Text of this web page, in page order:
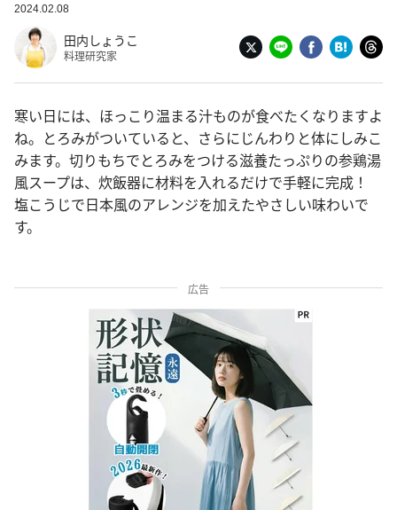
2024.02.08
田内しょうこ
料理研究家
寒い日には、ほっこり温まる汁ものが食べたくなりますよ
ね。とろみがついていると、さらにじんわりと体にしみこ
みます。切りもちでとろみをつける滋養たっぷりの参鶏湯
風スープは、炊飯器に材料を入れるだけで手軽に完成！
塩こうじで日本風のアレンジを加えたやさしい味わいで
す。
広告